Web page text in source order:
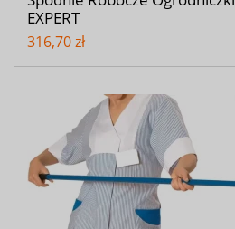
EXPERT
316,70 zł